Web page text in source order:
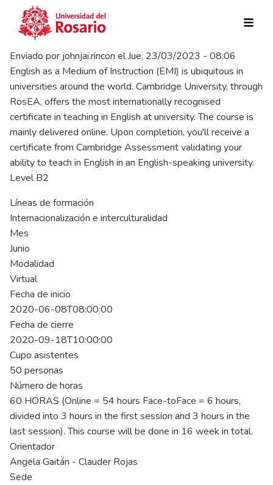
Pasar al contenido principal
Enviado por johnjai.rincon elJue, 23/03/2023 - 08:06
English as a Medium of Instruction (EMI) is ubiquitous in
universities around the world. Cambridge University, through
RosEA, offers the most internationally recognised
certificate in teaching in English at university. The course is
mainly delivered online. Upon completion, you'll receive a
certificate from Cambridge Assessment validating your
ability to teach in English in an English-speaking university.
Level B2
Líneas de formación
Internacionalización e interculturalidad
Mes
Junio
Modalidad
Virtual
Fecha de inicio
2020-06-08T08:00:00
Fecha de cierre
2020-09-18T10:00:00
Cupo asistentes
50 personas
Número de horas
60 HORAS (Online = 54 hours Face-toFace = 6 hours,
divided into 3 hours in the first session and 3 hours in the
last session). This course will be done in 16 week in total.
Orientador
Angela Gaitán - Clauder Rojas
Sede